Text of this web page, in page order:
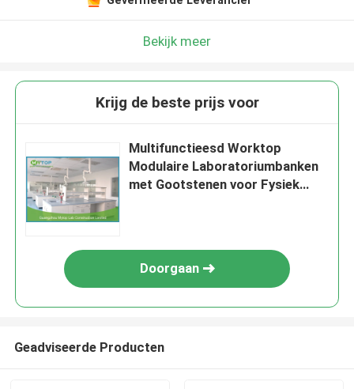
Bekijk meer
Krijg de beste prijs voor
Multifunctieesd Worktop
Modulaire Laboratoriumbanken
met Gootstenen voor Fysiek
Doorgaan
Geadviseerde Producten